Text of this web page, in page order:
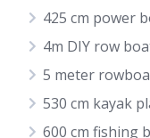
425 cm power
4m DIY row
5 meter
530 cm kayak
600 cm fishing